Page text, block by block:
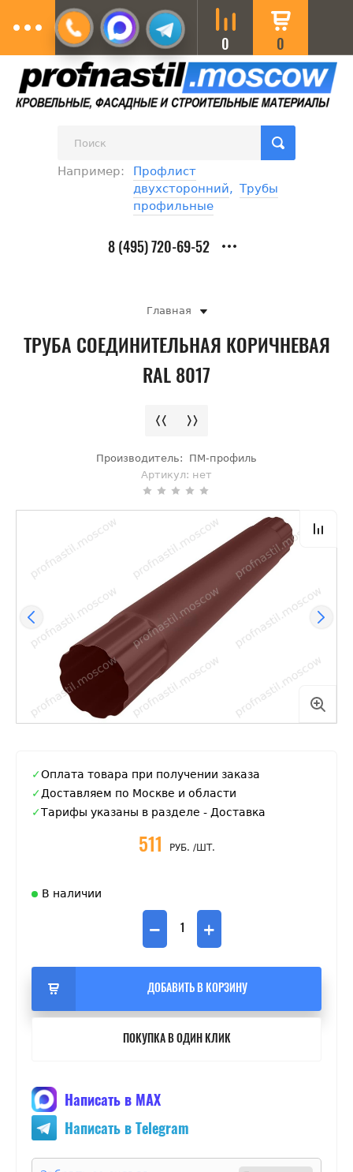
0 0
Например:
Профлист
двухсторонний, Трубы
профильные
8 (495) 720-69-52
Главная
ТРУБА СОЕДИНИТЕЛЬНАЯ КОРИЧНЕВАЯ
RAL 8017
Производитель:
ПМ-профиль
Артикул: нет
Оплата товара при получении заказа
Доставляем по Москве и области
Тарифы указаны в разделе - Доставка
511 РУБ. /ШТ.
В наличии
− +
ДОБАВИТЬ В КОРЗИНУ
ПОКУПКА В ОДИН КЛИК
Написать в MAX
Написать в Telegram